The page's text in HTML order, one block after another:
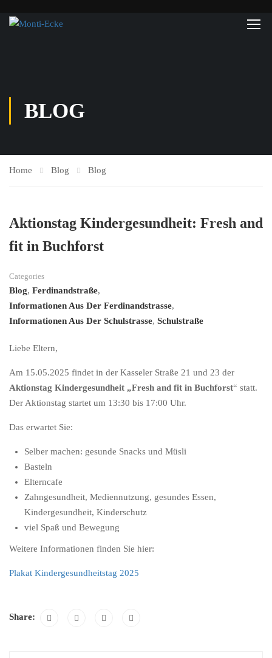
BLOG
Home Blog Blog
Aktionstag Kindergesundheit: Fresh and
fit in Buchforst
Categories
Blog, Ferdinandstraße,
Informationen Aus Der Ferdinandstrasse,
Informationen Aus Der Schulstrasse, Schulstraße
Liebe Eltern,
Am 15.05.2025 findet in der Kasseler Straße 21 und 23 der
Aktionstag Kindergesundheit „Fresh and fit in Buchforst“ statt.
Der Aktionstag startet um 13:30 bis 17:00 Uhr.
Das erwartet Sie:
Selber machen: gesunde Snacks und Müsli
Basteln
Elterncafe
Zahngesundheit, Mediennutzung, gesundes Essen,
Kindergesundheit, Kinderschutz
viel Spaß und Bewegung
Weitere Informationen finden Sie hier:
Plakat Kindergesundheitstag 2025
Share: